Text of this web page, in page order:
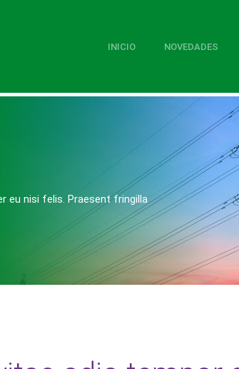
INICIO NOVEDADES
eu nisi felis. Praesent fringilla